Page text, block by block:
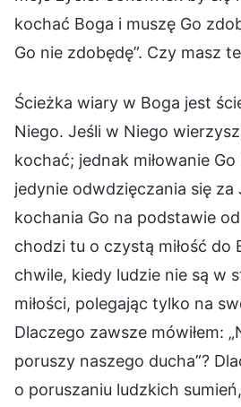
kochać Boga i muszę Go
Go nie zdobędę”. Czy masz
Ścieżka wiary w Boga jest
Niego. Jeśli w Niego
kochać; jednak miłowanie
jedynie odwdzięczania się za
kochania Go na podstawie
chodzi tu o czystą miłość do
chwile, kiedy ludzie nie są w
miłości, polegając tylko na
Dlaczego zawsze mówiłem:
poruszy naszego ducha”?
o poruszaniu ludzkich